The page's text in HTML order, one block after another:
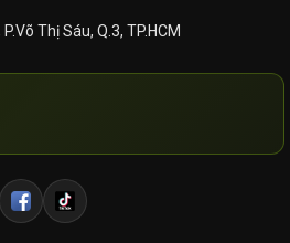
Thị Sáu, Q.3, TP.HCM